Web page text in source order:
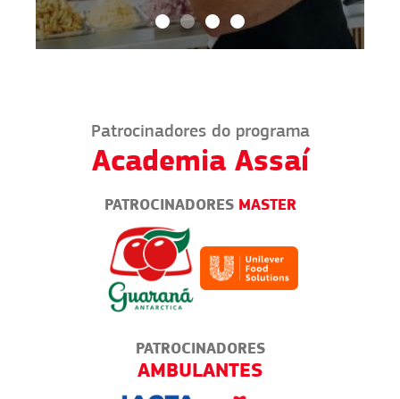
Patrocinadores do programa
Academia Assaí
PATROCINADORES MASTER
PATROCINADORES
EMPREENDER NA PRÁTICA